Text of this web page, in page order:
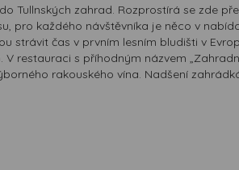
Tullnských zahrad. Rozprostírá se zde
pro každého návštěvníka je něco v
strávit čas v prvním lesním bludišti v
restauraci s příhodným názvem
rakouského vína. Nadšení